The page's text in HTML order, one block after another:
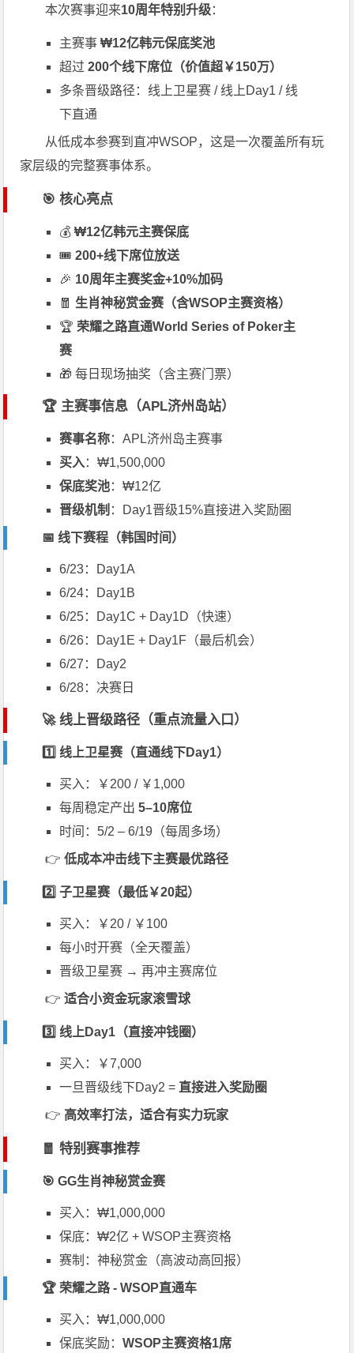
本次赛事迎来10周年特别升级：
主赛事₩12亿韩元保底奖池
超过200个线下席位（价值超￥150万）
多条晋级路径：线上卫星赛 / 线上Day1 / 线
下直通
从低成本参赛到直冲WSOP，这是一次覆盖所有玩
家层级的完整赛事体系。
🎯 核心亮点
💰₩12亿韩元主赛保底
🎟️200+线下席位放送
🎉 10周年主赛奖金+10%加码
🧧 生肖神秘赏金赛（含WSOP主赛资格）
🏆 荣耀之路直通World Series of Poker主
赛
🎁 每日现场抽奖（含主赛门票）
🏆 主赛事信息（APL济州岛站）
赛事名称：APL济州岛主赛事
买入：₩1,500,000
保底奖池：₩12亿
晋级机制 ：Day1晋级15%直接进入奖励圈
📅 线下赛程（韩国时间）
6/23：Day1A
6/24：Day1B
6/25：Day1C + Day1D（快速）
6/26：Day1E + Day1F（最后机会）
6/27：Day2
6/28：决赛日
🚀 线上晋级路径（重点流量入口）
1️⃣ 线上卫星赛（直通线下Day1）
买入：￥200 / ￥1,000
每周稳定产出5–10席位
时间：5/2 – 6/19（每周多场）
👉低成本冲击线下主赛最优路径
2️⃣ 子卫星赛（最低￥20起）
买入：￥20 / ￥100
每小时开赛（全天覆盖）
晋级卫星赛 → 再冲主赛席位
👉适合小资金玩家滚雪球
3️⃣ 线上Day1（直接冲钱圈）
买入：￥7,000
一旦晋级线下Day2 = 直接进入奖励圈
👉 高效率打法，适合有实力玩家
🧧 特别赛事推荐
🎯 GG生肖神秘赏金赛
买入：₩1,000,000
保底：₩2亿 + WSOP主赛资格
赛制：神秘赏金（高波动高回报）
🏆 荣耀之路 - WSOP直通车
买入：₩1,000,000
保底奖励：WSOP主赛资格1席